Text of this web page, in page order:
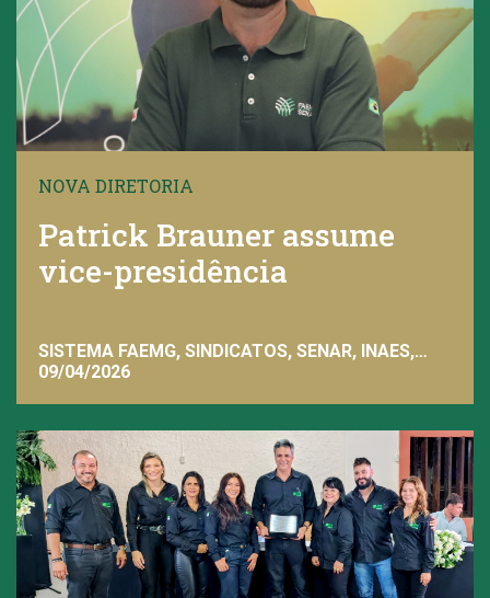
NOVA DIRETORIA
Patrick Brauner assume
vice-presidência
SISTEMA FAEMG, SINDICATOS, SENAR, INAES,
FAEMG
09/04/2026